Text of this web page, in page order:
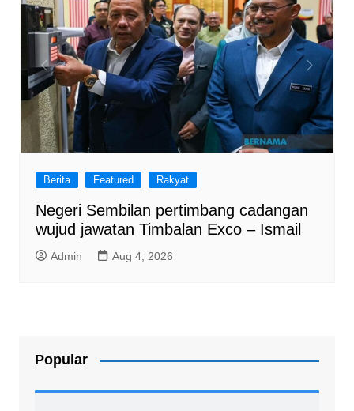
Berita Featured Rakyat
Negeri Sembilan pertimbang cadangan
wujud jawatan Timbalan Exco – Ismail
Admin Aug 4, 2026
Popular